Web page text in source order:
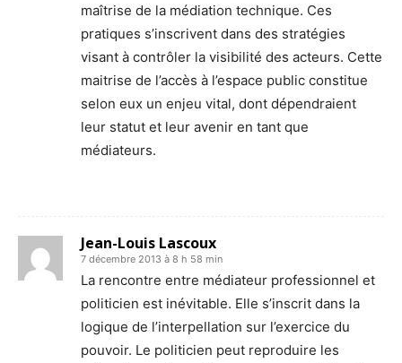
maîtrise de la médiation technique. Ces
pratiques s’inscrivent dans des stratégies
visant à contrôler la visibilité des acteurs. Cette
maitrise de l’accès à l’espace public constitue
selon eux un enjeu vital, dont dépendraient
leur statut et leur avenir en tant que
médiateurs.
Jean-Louis Lascoux
7 décembre 2013 à 8 h 58 min
La rencontre entre médiateur professionnel et
politicien est inévitable. Elle s’inscrit dans la
logique de l’interpellation sur l’exercice du
pouvoir. Le politicien peut reproduire les